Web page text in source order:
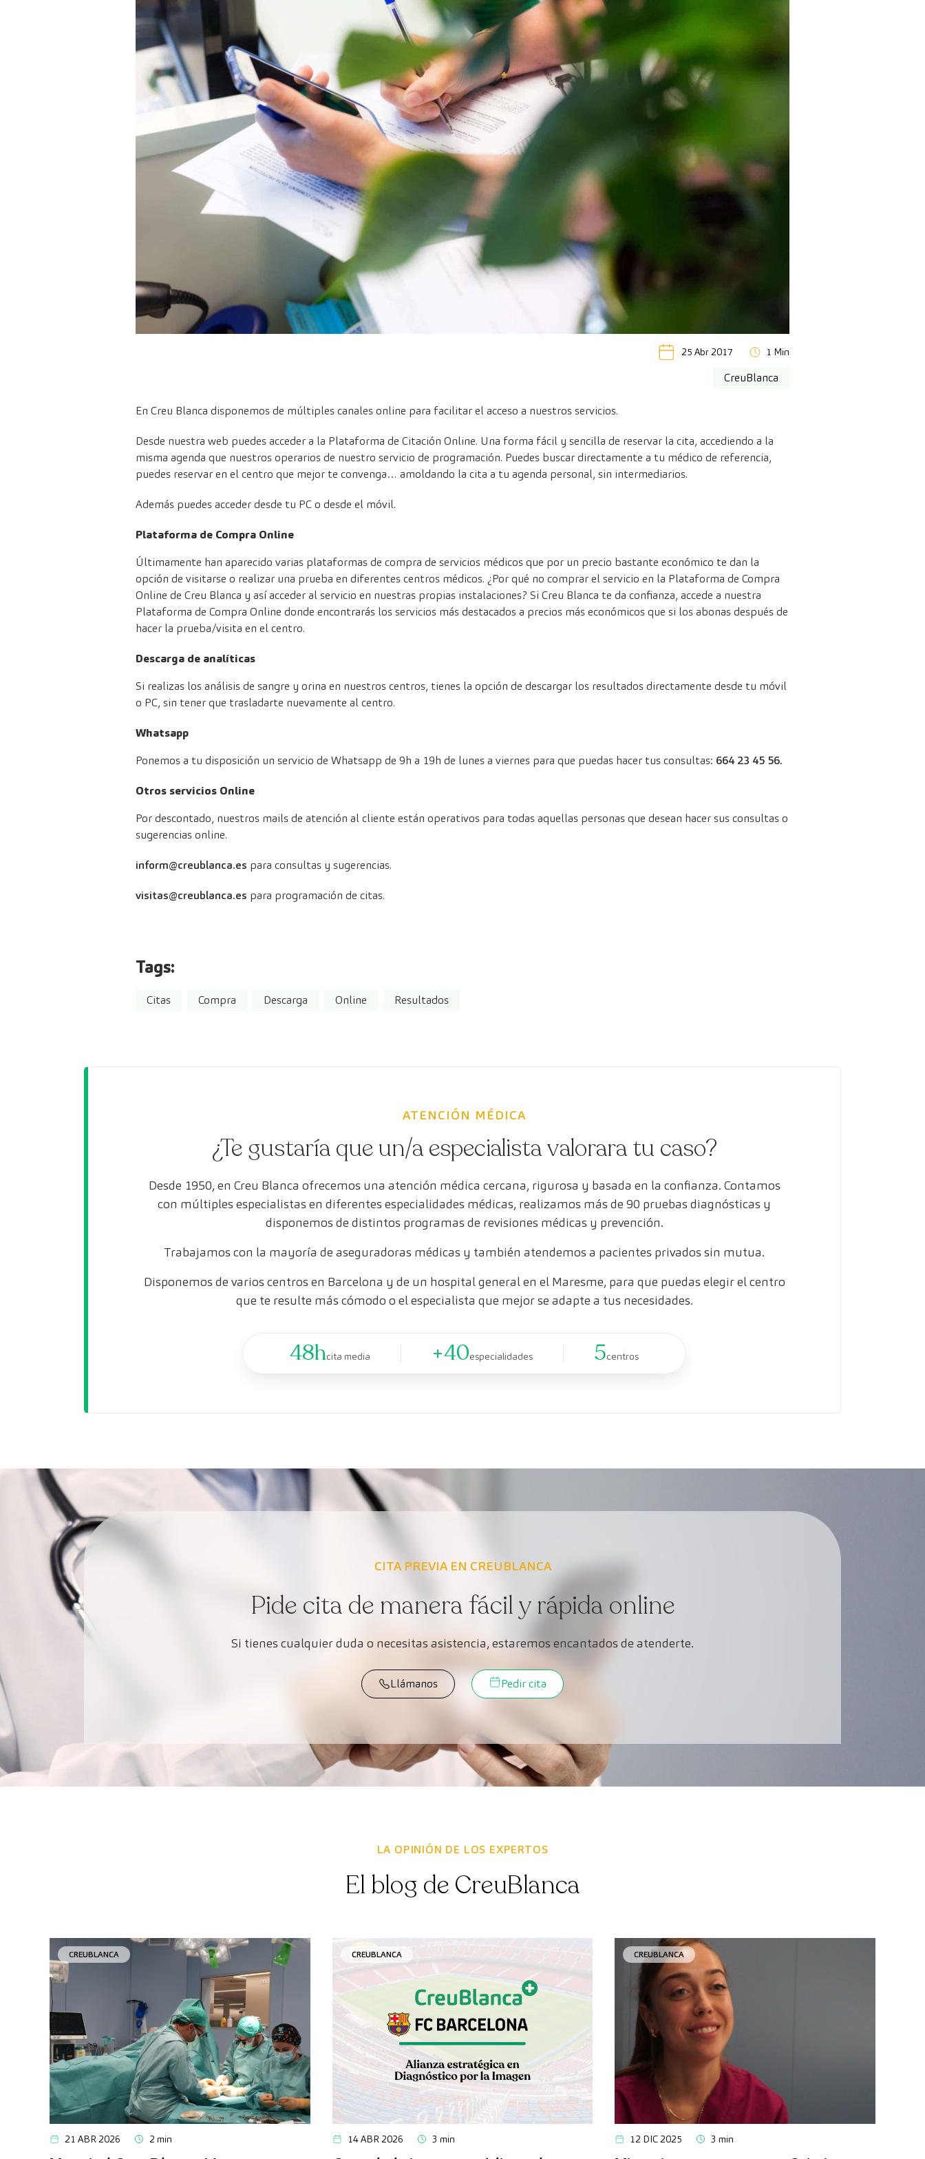
25 Abr 2017 1 Min
CreuBlanca
En Creu Blanca disponemos de múltiples canales online para facilitar el acceso a nuestros servicios.
Desde nuestra web puedes acceder a la Plataforma de Citación Online. Una forma fácil y sencilla de reservar la cita, accediendo a la
misma agenda que nuestros operarios de nuestro servicio de programación. Puedes buscar directamente a tu médico de referencia,
puedes reservar en el centro que mejor te convenga… amoldando la cita a tu agenda personal, sin intermediarios.
Además puedes acceder desde tu PC o desde el móvil.
Plataforma de Compra Online
Últimamente han aparecido varias plataformas de compra de servicios médicos que por un precio bastante económico te dan la
opción de visitarse o realizar una prueba en diferentes centros médicos. ¿Por qué no comprar el servicio en la Plataforma de Compra
Online de Creu Blanca y así acceder al servicio en nuestras propias instalaciones? Si Creu Blanca te da confianza, accede a nuestra
Plataforma de Compra Online donde encontrarás los servicios más destacados a precios más económicos que si los abonas después de
hacer la prueba/visita en el centro.
Descarga de analíticas
Si realizas los análisis de sangre y orina en nuestros centros, tienes la opción de descargar los resultadosdirectamente desde tu móvil
o PC, sin tener que trasladarte nuevamente al centro.
Whatsapp
Ponemos a tu disposición un servicio de Whatsapp de 9h a 19h de lunes a viernes para que puedas hacer tus consultas: 664 23 45 56.
Otros servicios Online
Por descontado, nuestros mails de atención al cliente están operativos para todas aquellas personas que desean hacer sus consultas o
sugerencias online.
inform@creublanca.es para consultas y sugerencias.
visitas@creublanca.es para programación de citas.
Tags:
Citas Compra Descarga Online Resultados
ATENCIÓN MÉDICA
¿Te gustaría que un/a especialista valorara tu caso?
Desde 1950, en Creu Blanca ofrecemos una atención médica cercana, rigurosa y basada en la confianza. Contamos
con múltiples especialistas en diferentes especialidades médicas, realizamos más de 90 pruebas diagnósticas y
disponemos de distintos programas de revisiones médicas y prevención.
Trabajamos con la mayoría de aseguradoras médicas y también atendemos a pacientes privados sin mutua.
Disponemos de varios centros en Barcelona y de un hospital general en el Maresme, para que puedas elegir el centro
que te resulte más cómodo o el especialista que mejor se adapte a tus necesidades.
48hcita media +40especialidades 5centros
CITA PREVIA EN CREUBLANCA
Pide cita de manera fácil y rápida online
Si tienes cualquier duda o necesitas asistencia, estaremos encantados de atenderte.
Llámanos Pedir cita
LA OPINIÓN DE LOS EXPERTOS
El blog de CreuBlanca
CREUBLANCA
21 ABR 2026 2 min
CREUBLANCA
14 ABR 2026 3 min
CREUBLANCA
12 DIC 2025 3 min